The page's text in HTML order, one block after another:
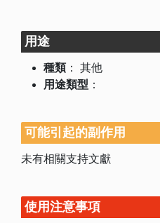
用途
種類： 其他
用途類型 ：
可能引起的副作用
未有相關支持文獻
使用注意事項